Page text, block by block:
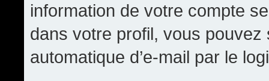
information de votre compte
dans votre profil, vous pouvez
automatique d’e-mail par le